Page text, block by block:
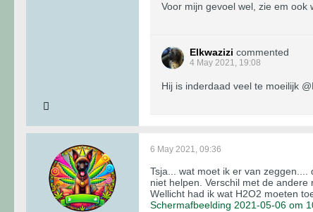
Voor mijn gevoel wel, zie em ook
Elkwazizi commented
4 May 2021, 19:08
Hij is inderdaad veel te moeilijk
6 May 2021, 09:36
Tsja... wat moet ik er van
niet helpen. Verschil met de
Wellicht had ik wat H2O2 moeten
Schermafbeelding 2021-05-06 om